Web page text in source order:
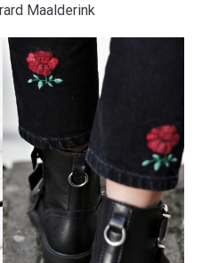
Maalderink